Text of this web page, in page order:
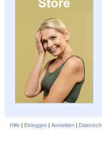
Hilfe | Einloggen | Anmelden |